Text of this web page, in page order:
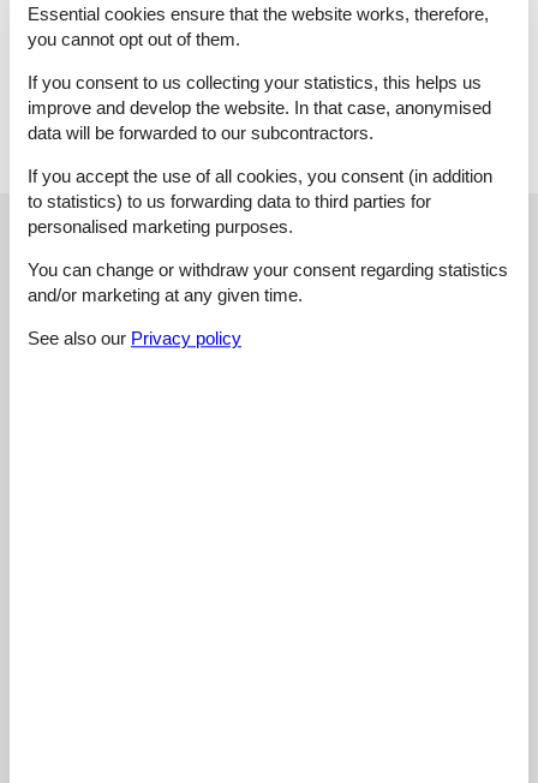
einem Ruheraum und einem Fitnessraum. Perfekt zur
Entspannung!
Bilder vermitteln einen guten Eindruck, dienen aber nur zur
Veranschaulichung.
External reviews Our guest reviews
4,4
Essential cookies ensure that the website works, therefore,
you cannot opt out of them.
If you consent to us collecting your statistics, this helps us
improve and develop the website. In that case, anonymised
data will be forwarded to our subcontractors.
If you accept the use of all cookies, you consent (in addition
to statistics) to us forwarding data to third parties for
personalised marketing purposes.
You can change or withdraw your consent regarding statistics
and/or marketing at any given time.
See also our Privacy policy